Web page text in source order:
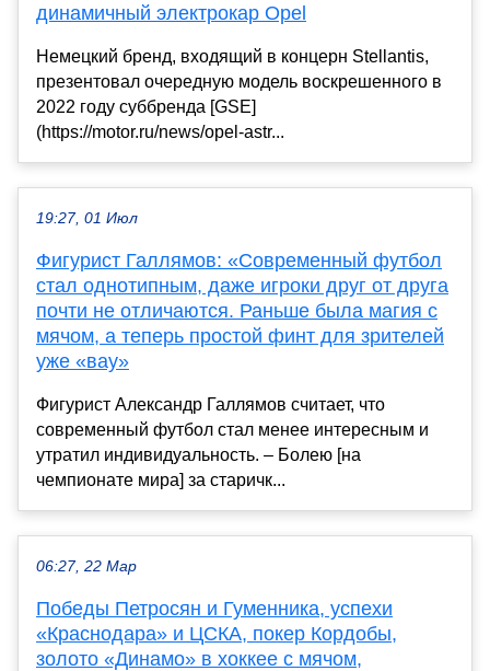
динамичный электрокар Opel
Немецкий бренд, входящий в концерн Stellantis,
презентовал очередную модель воскрешенного в
2022 году суббренда [GSE]
(https://motor.ru/news/opel-astr...
19:27, 01 Июл
Фигурист Галлямов: «Современный футбол
стал однотипным, даже игроки друг от друга
почти не отличаются. Раньше была магия с
мячом, а теперь простой финт для зрителей
уже «вау»
Фигурист Александр Галлямов считает, что
современный футбол стал менее интересным и
утратил индивидуальность. – Болею [на
чемпионате мира] за старичк...
06:27, 22 Мар
Победы Петросян и Гуменника, успехи
«Краснодара» и ЦСКА, покер Кордобы,
золото «Динамо» в хоккее с мячом,